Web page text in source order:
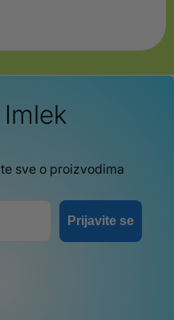
sve o proizvodima
Prijavite se